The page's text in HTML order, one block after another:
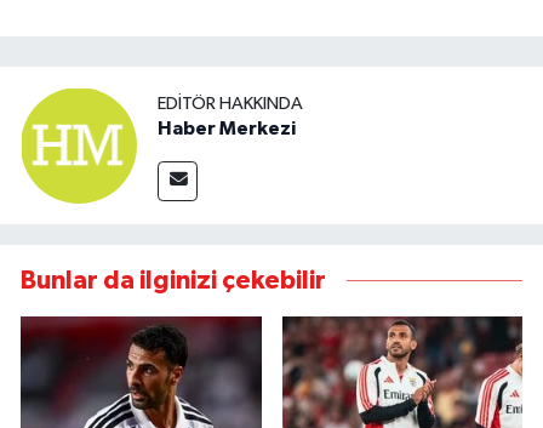
EDITÖR HAKKINDA
Haber Merkezi
Bunlar da ilginizi çekebilir